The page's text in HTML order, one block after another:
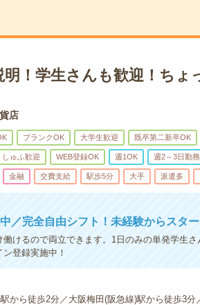
！学生さんも歓迎！ちょ
店
ブランクOK 大学生歓迎 既卒第二新卒OK
しゅふ歓迎 WEB登録OK 週1OK 週2～3日勤務
金融 交費支給 駅歩5分 大手 派遣多
／完全自由シフト！未経験からスター
働けるので両立できます。1日のみの単発学生
登録実施中！
から徒歩2分／大阪梅田(阪急線)駅から徒歩3